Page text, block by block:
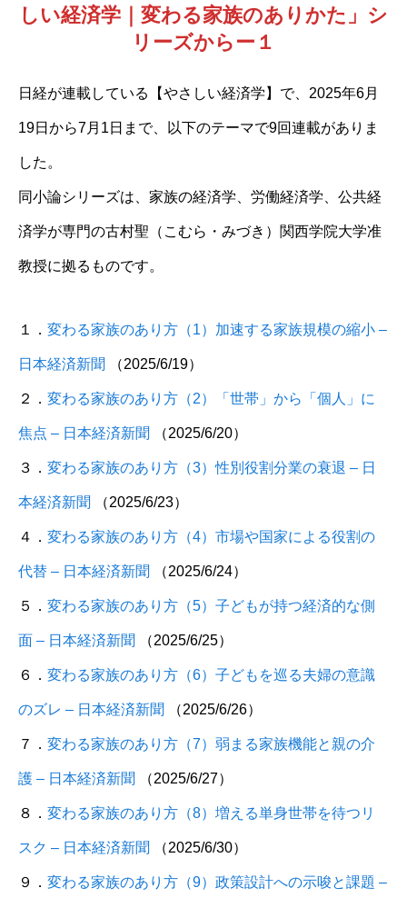
しい経済学｜変わる家族のありかた」シ
リーズからー１
日経が連載している【やさしい経済学】で、2025年6月
19日から7月1日まで、以下のテーマで9回連載がありま
した。
同小論シリーズは、家族の経済学、労働経済学、公共経
済学が専門の古村聖（こむら・みづき）関西学院大学准
教授に拠るものです。
１． 変わる家族のあり方（1）加速する家族規模の縮小 –
日本経済新聞 （2025/6/19）
２． 変わる家族のあり方（2）「世帯」から「個人」に
焦点 – 日本経済新聞 （2025/6/20）
３． 変わる家族のあり方（3）性別役割分業の衰退 – 日
本経済新聞 （2025/6/23）
４． 変わる家族のあり方（4）市場や国家による役割の
代替 – 日本経済新聞 （2025/6/24）
５． 変わる家族のあり方（5）子どもが持つ経済的な側
面 – 日本経済新聞 （2025/6/25）
６． 変わる家族のあり方（6）子どもを巡る夫婦の意識
のズレ – 日本経済新聞 （2025/6/26）
７． 変わる家族のあり方（7）弱まる家族機能と親の介
護 – 日本経済新聞 （2025/6/27）
８． 変わる家族のあり方（8）増える単身世帯を待つリ
スク – 日本経済新聞 （2025/6/30）
９． 変わる家族のあり方（9）政策設計への示唆と課題 –